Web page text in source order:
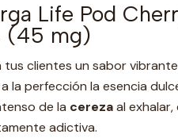
Life Pod
(45 mg)
tus clientes un sabor
la perfección la esencia
de la cerezaal
adictiva.